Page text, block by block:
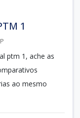
1
ptm 1, ache as
ao mesmo